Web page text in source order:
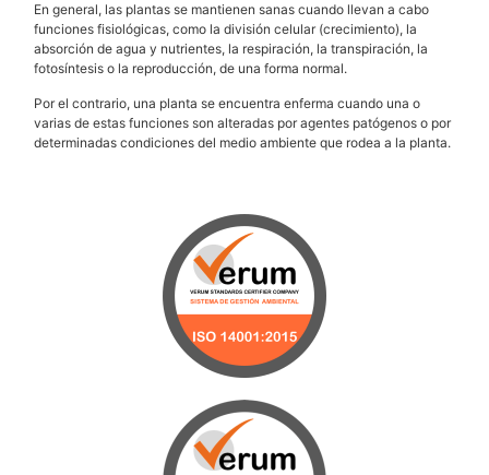
En general, las plantas se mantienen sanas cuando llevan a cabo
funciones fisiológicas, como la división celular (crecimiento), la
absorción de agua y nutrientes, la respiración, la transpiración, la
fotosíntesis o la reproducción, de una forma normal.
Por el contrario, una planta se encuentra enferma cuando una o
varias de estas funciones son alteradas por agentes patógenos o por
determinadas condiciones del medio ambiente que rodea a la planta.